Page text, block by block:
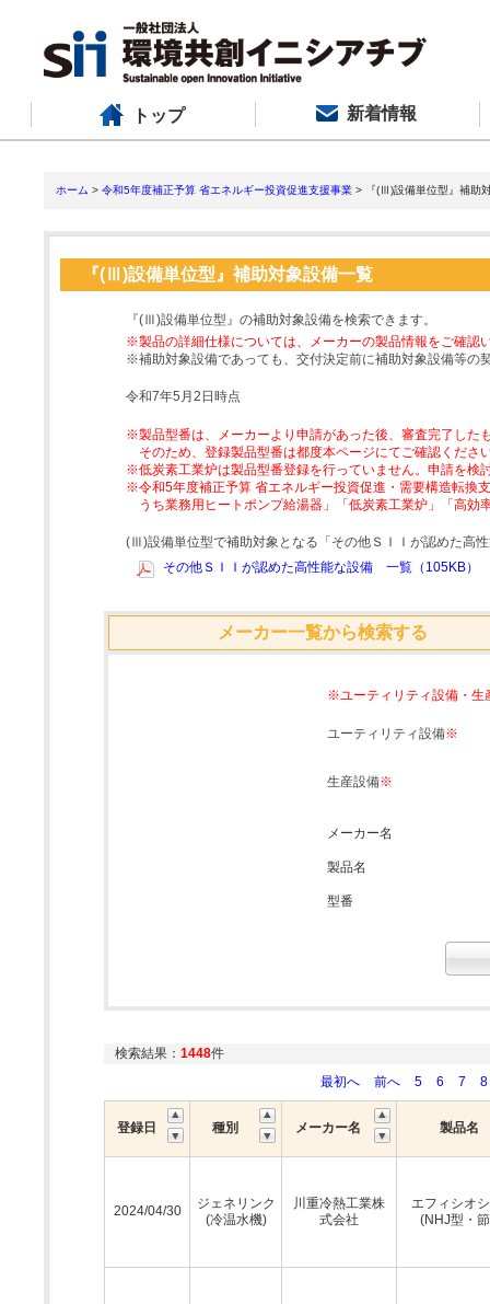
トップ 新着情報
ホーム > 令和5年度補正予算 省エネルギー投資促進支援事業 > 『(Ⅲ)設備単位型』補助
『(Ⅲ)設備単位型』補助対象設備一覧
『(Ⅲ)設備単位型』の補助対象設備を検索できます。
※製品の詳細仕様については、メーカーの製品情報をご確認
※補助対象設備であっても、交付決定前に補助対象設備等の
令和7年5月2日時点
※製品型番は、メーカーより申請があった後、審査完了した
そのため、登録製品型番は都度本ページにてご確認くださ
※低炭素工業炉は製品型番登録を行っていません。申請を検
※令和5年度補正予算 省エネルギー投資促進・需要構造転換
うち業務用ヒートポンプ給湯器」「低炭素工業炉」「高
(Ⅲ)設備単位型で補助対象となる「その他ＳＩＩが認めた高
その他ＳＩＩが認めた高性能な設備 一覧（105KB）
メーカー一覧から検索する
※ユーティリティ設備・生
ユーティリティ設備※
生産設備※
メーカー名
製品名
型番
検索結果： 1448件
最初へ
前へ 5 6 7 8
登録日 種別 メーカー名 製品名
2024/04/30
ジェネリンク
(冷温水機)
川重冷熱工業株
式会社
エフィシオ
(NHJ型・